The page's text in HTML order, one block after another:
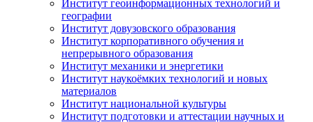
Институт геоинформационных технологий и
географии
Институт довузовского образования
Институт корпоративного обучения и
непрерывного образования
Институт механики и энергетики
Институт наукоёмких технологий и новых
материалов
Институт национальной культуры
Институт подготовки и аттестации научных и